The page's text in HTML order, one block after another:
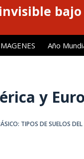
Año
y
TIPOS DE SUELOS